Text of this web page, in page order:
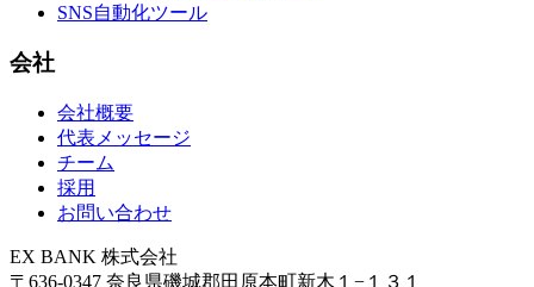
SNS自動化ツール
会社
会社概要
代表メッセージ
チーム
採用
お問い合わせ
EX BANK 株式会社
〒636-0347 奈良県磯城郡田原本町新木１−１３１